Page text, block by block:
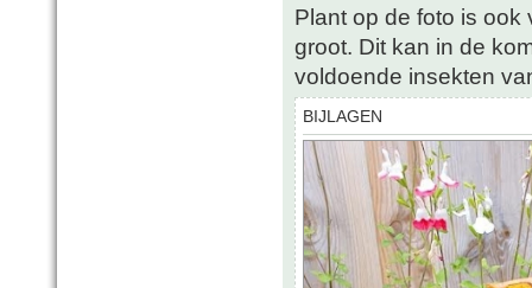
Plant op de foto is
groot. Dit kan in de
voldoende insekten
BIJLAGEN